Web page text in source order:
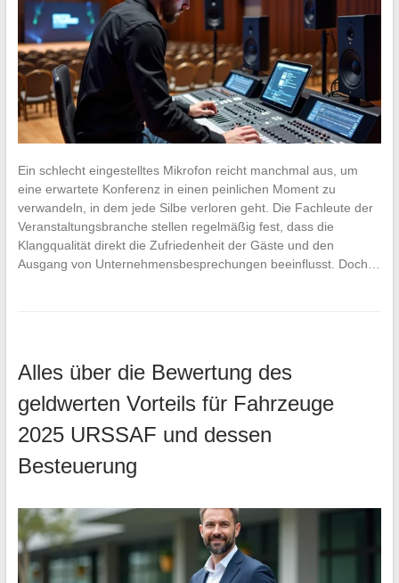
Ein schlecht eingestelltes Mikrofon reicht manchmal aus, um
eine erwartete Konferenz in einen peinlichen Moment zu
verwandeln, in dem jede Silbe verloren geht. Die Fachleute der
Veranstaltungsbranche stellen regelmäßig fest, dass die
Klangqualität direkt die Zufriedenheit der Gäste und den
Ausgang von Unternehmensbesprechungen beeinflusst. Doch…
Alles über die Bewertung des
geldwerten Vorteils für Fahrzeuge
2025 URSSAF und dessen
Besteuerung